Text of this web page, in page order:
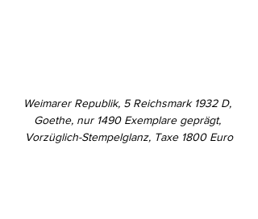
Weimarer Republik, 5 Reichsmark 1932 D,
Goethe, nur 1490 Exemplare geprägt,
Vorzüglich-Stempelglanz, Taxe 1800 Euro